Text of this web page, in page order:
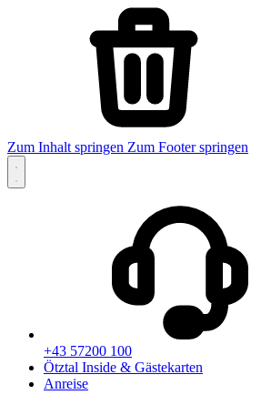
Zum Inhalt springen Zum Footer springen
+43 57200 100
Ötztal Inside & Gästekarten
Anreise